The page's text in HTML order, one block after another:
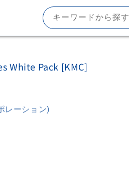
キーワードから探す
White Pack [KMC]
レーション)